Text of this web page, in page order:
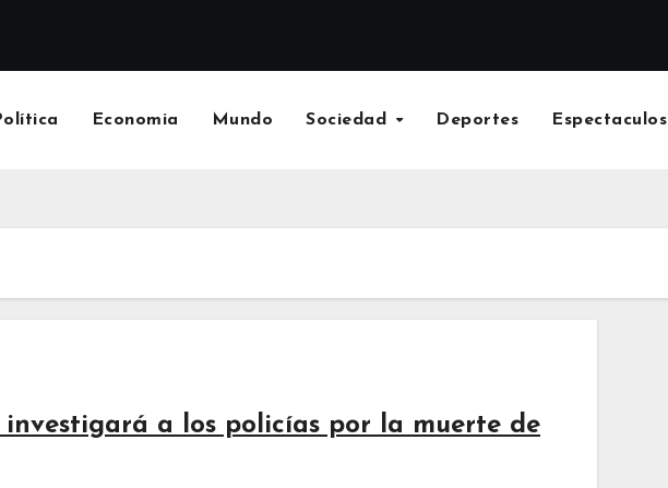
Economia Mundo Sociedad Deportes Espectaculos
investigará a los policías por la muerte de